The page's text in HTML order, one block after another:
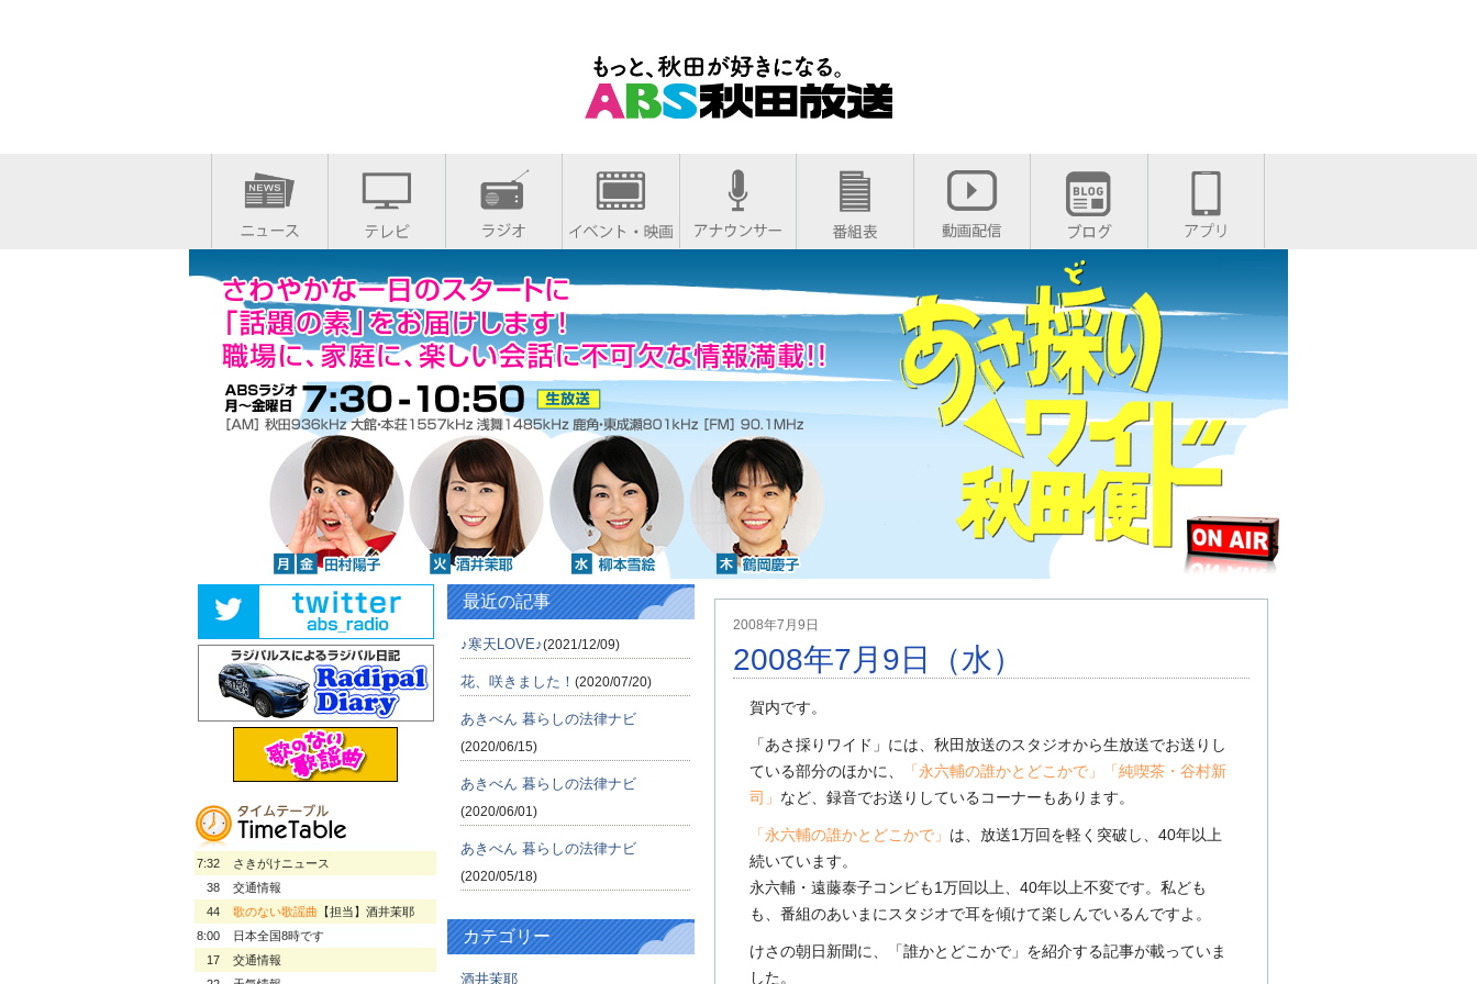
2008年7月9日
2008年7月9日（水）
賀内です。
「あさ採りワイド」には、秋田放送のスタジオから生放送でお送りし
ている部分のほかに、
「永六輔の誰かとどこかで」「純喫茶・谷村新
司」 など、録音でお送りしているコーナーもあります。
「永六輔の誰かとどこかで」 は、放送1万回を軽く突破し、40年以上
続いています。
永六輔・遠藤泰子コンビも1万回以上、40年以上不変です。私ども
も、番組のあいまにスタジオで耳を傾けて楽しんでいるんですよ。
けさの朝日新聞に、「誰かとどこかで」を紹介する記事が載っていま
した。
7:32
さきがけニュース
38
交通情報
44
歌のない歌謡曲 【担当】酒井茉耶
8:00
日本全国8時です
17
交通情報
最近の記事
♪寒天LOVE♪(2021/12/09)
花、咲きました！ (2020/07/20)
あきべん 暮らしの法律ナビ
(2020/06/15)
あきべん 暮らしの法律ナビ
(2020/06/01)
あきべん 暮らしの法律ナビ
(2020/05/18)
カテゴリー
酒井茉耶